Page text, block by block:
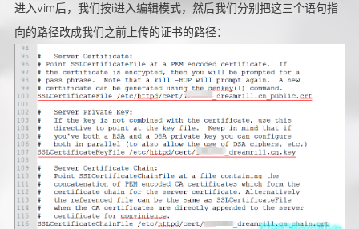
进入vim后，我们按i进入编辑模式，然后我们分别把这三个语句指
向的路径改成我们之前上传的证书的路径：